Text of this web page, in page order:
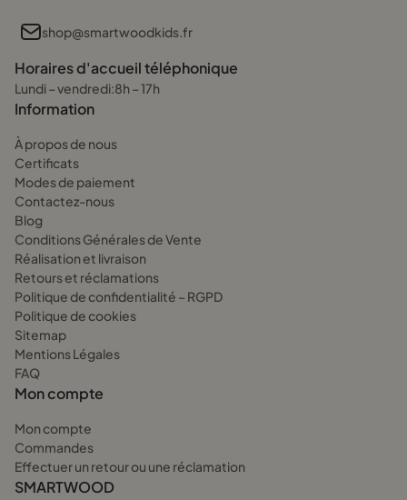
shop@smartwoodkids.fr
Horaires d'accueil téléphonique
Lundi – vendredi:8h – 17h
Information
À propos de nous
Certificats
Modes de paiement
Contactez-nous
Blog
Conditions Générales de Vente
Réalisation et livraison
Retours et réclamations
Politique de confidentialité – RGPD
Politique de cookies
Sitemap
Mentions Légales
FAQ
Mon compte
Mon compte
Commandes
Effectuer un retour ou une réclamation
SMARTWOOD